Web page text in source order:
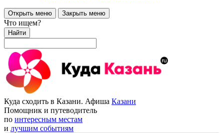
Открыть меню Закрыть меню
Что ищем?
Найти
Куда сходить в Казани. Афиша Казани
Помощник и путеводитель
по интересным местам
и лучшим событиям